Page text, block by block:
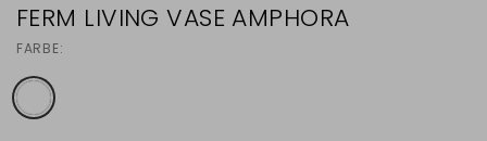
FERM LIVING VASE AMPHORA
FARBE: